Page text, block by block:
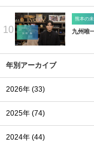
10
熊本の
九州唯
年別アーカイブ
2026年 (33)
2025年 (74)
2024年 (44)